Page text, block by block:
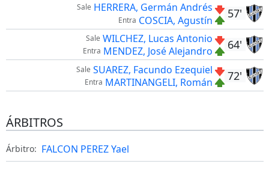
57'
Sale HERRERA, Germán Andrés
Entra COSCIA, Agustín
64'
Sale WILCHEZ, Lucas Antonio
Entra MENDEZ, José Alejandro
72'
Sale SUAREZ, Facundo Ezequiel
Entra MARTINANGELI, Román
ÁRBITROS
Árbitro: FALCON PEREZ Yael